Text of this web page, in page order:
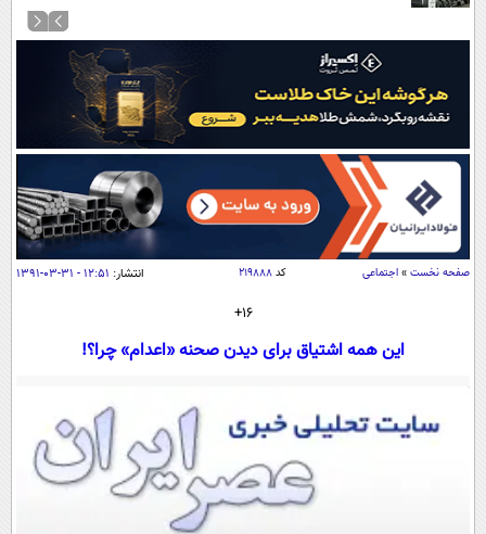
کردن
آرشیو
نظرسنجی
آب و هوا
اوقات شرعی
سواد زندگی
اقتصاد
اقتصادی
خودرو
جامعه
اجتماعی
سلامت
یک برش دانایی
محیط زیست
ورزشی
سیاست خارجی
فرهنگ و هنر
فناوری و It
قرآن
صفحه نخست » اجتماعی کد۲۱۹۸۸۸ انتشار: ۱۲:۵۱ - ۳۱-۰۳-۱۳۹۱
16+
این همه اشتیاق برای دیدن صحنه «اعدام» چرا؟!